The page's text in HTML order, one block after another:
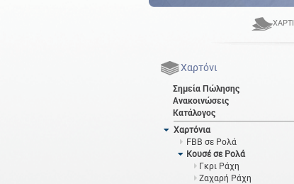
ΧΑΡΤΊ
Χαρτόνι
Σημεία Πώλησης
Ανακοινώσεις
Κατάλογος
Χαρτόνια
FBB σε Ρολά
Κουσέ σε Ρολά
Γκρι Ράχη
Ζαχαρή Ράχη